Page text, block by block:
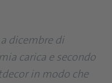
dicembre di
carica e secondo
in modo che